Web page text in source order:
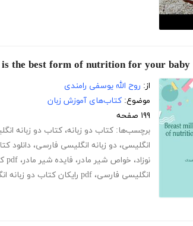
از: روح الله یوسفی رامندی
موضوع: کتاب‌های آموزش زبان
۱۹۹ صفحه
برچسب‌ها: کتاب دو زبانه، کتاب دو زبانه
انگلیسی، دو زبانه انگلیسی فارسی، دانلود
نوزاد، خواص شیر مادر، فایده شیر مادر، pdf کتاب دو زبانه انگلیسی فارسی
انگلیسی فارسی، pdf رایکان کتاب دو زبانه انگلیسی فارسی